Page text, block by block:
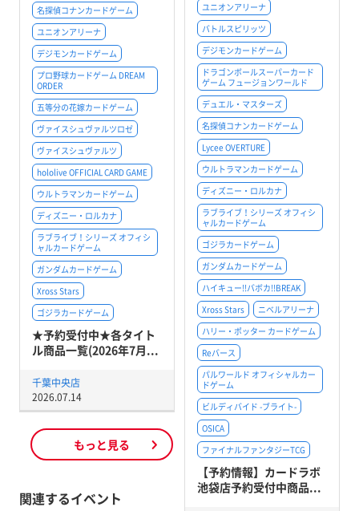
ユニオンアリーナ
バトルスピリッツ
デジモンカードゲーム
ドラゴンボールスーパーカード
ゲーム フュージョンワールド
デュエル・マスターズ
名探偵コナンカードゲーム
Lycee OVERTURE
ウルトラマンカードゲーム
ディズニー・ロルカナ
ラブライブ！シリーズ オフィシ
ャルカードゲーム
ゴジラカードゲーム
ガンダムカードゲーム
ハイキュー!!バボカ!!BREAK
Xross Stars
ニベルアリーナ
ハリー・ポッター カードゲーム
Reバース
パルワールド オフィシャルカー
ドゲーム
ビルディバイド -ブライト-
OSICA
ファイナルファンタジーTCG
【予約情報】カードラボ
池袋店予約受付中商品...
名探偵コナンカードゲーム
ユニオンアリーナ
デジモンカードゲーム
プロ野球カードゲーム DREAM
ORDER
五等分の花嫁カードゲーム
ヴァイスシュヴァルツロゼ
ヴァイスシュヴァルツ
hololive OFFICIAL CARD GAME
ウルトラマンカードゲーム
ディズニー・ロルカナ
ラブライブ！シリーズ オフィシ
ャルカードゲーム
ガンダムカードゲーム
Xross Stars
ゴジラカードゲーム
★予約受付中★各タイト
ル商品一覧(2026年7月...
千葉中央店
2026.07.14
もっと見る
関連するイベント